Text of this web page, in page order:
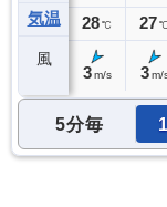
気温
風
29℃ 28℃
3 m/s
27℃
3 m/
5分毎